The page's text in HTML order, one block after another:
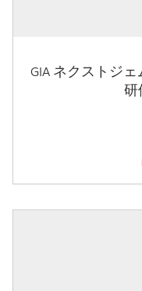
GIA ネクストジ
研